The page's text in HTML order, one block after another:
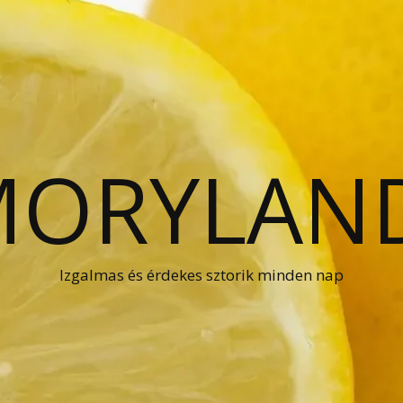
Izgalmas és érdekes sztorik minden nap